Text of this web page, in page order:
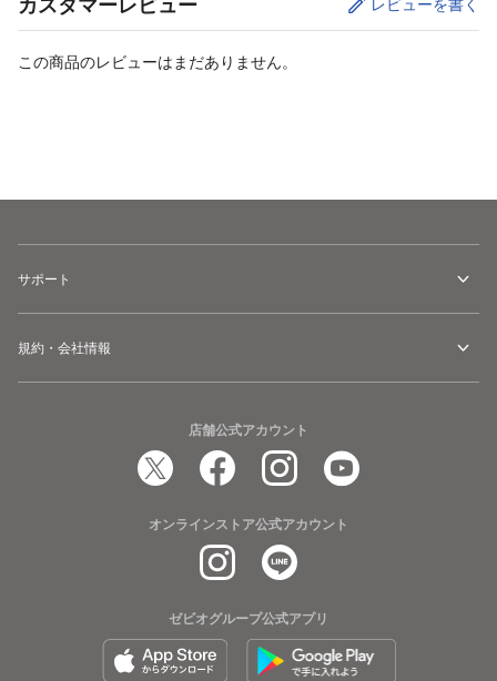
カスタマーレビュー レビューを書く
この商品のレビューはまだありません。
サポート
規約・会社情報
店舗公式アカウント
オンラインストア公式アカウント
ゼビオグループ公式アプリ